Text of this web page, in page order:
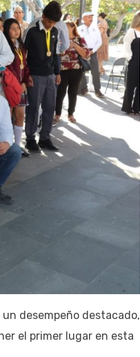
desempeño destacado,
el primer lugar en esta